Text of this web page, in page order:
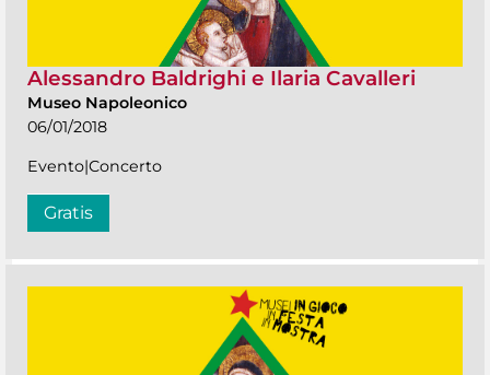
Alessandro Baldrighi e Ilaria Cavalleri
Museo Napoleonico
06/01/2018
Evento|Concerto
Gratis